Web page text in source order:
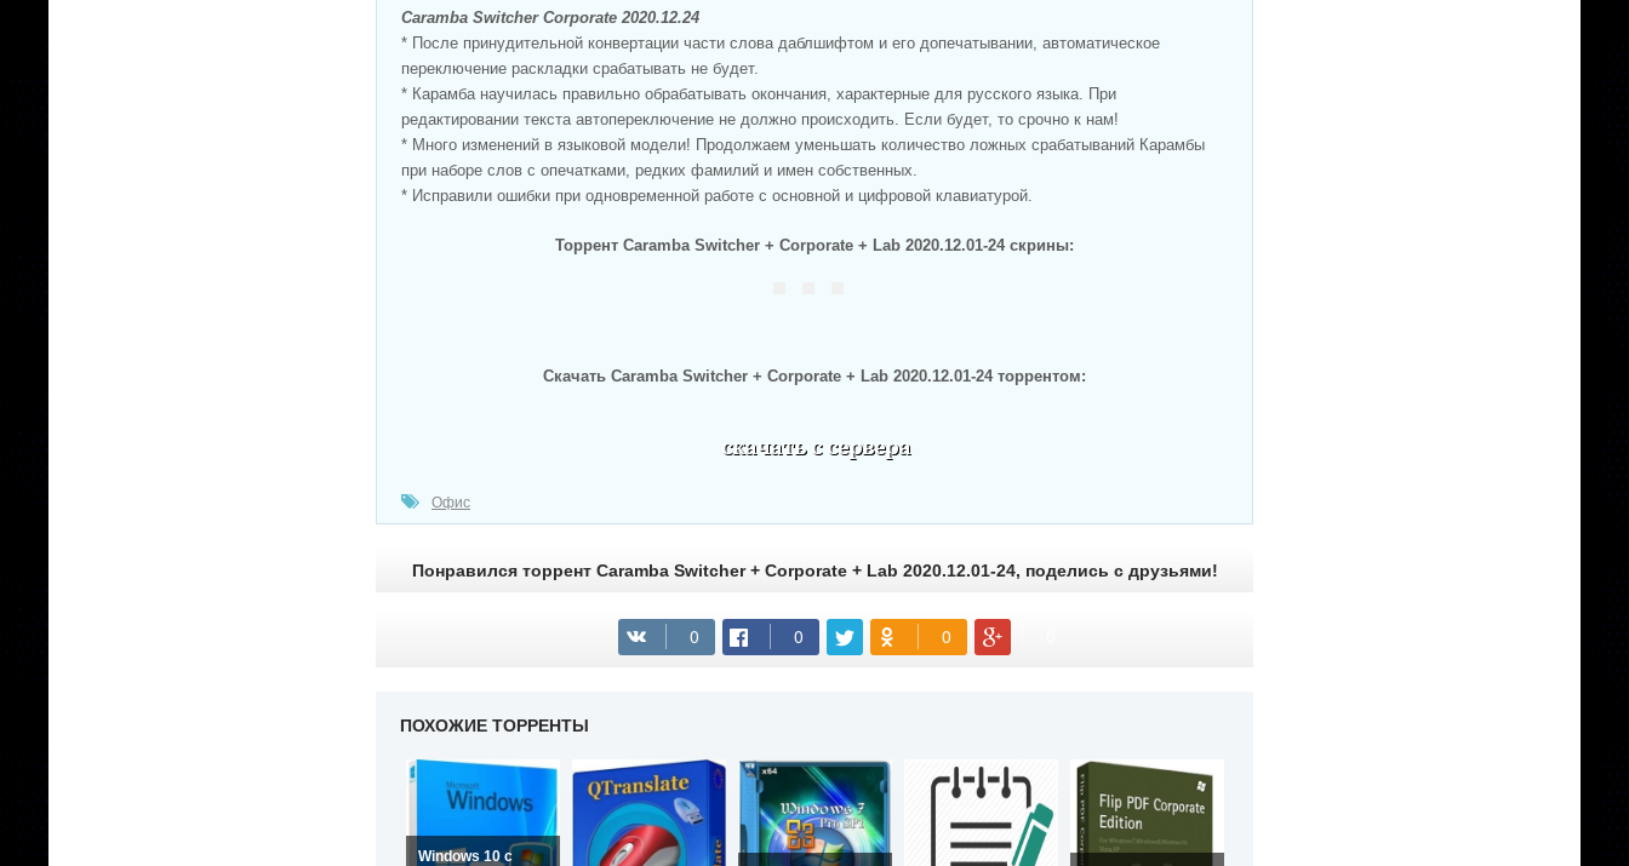
Caramba Switcher Corporate 2020.12.24
* После принудительной конвертации части слова даблшифтом и его допечатывании, автоматическое
переключение раскладки срабатывать не будет.
* Карамба научилась правильно обрабатывать окончания, характерные для русского языка. При
редактировании текста автопереключение не должно происходить. Если будет, то срочно к нам!
* Много изменений в языковой модели! Продолжаем уменьшать количество ложных срабатываний Карамбы
при наборе слов с опечатками, редких фамилий и имен собственных.
* Исправили ошибки при одновременной работе с основной и цифровой клавиатурой.
Торрент Caramba Switcher + Corporate + Lab 2020.12.01-24 скрины:
Скачать Caramba Switcher + Corporate + Lab 2020.12.01-24 торрентом:
Офис
Понравился торрент Caramba Switcher + Corporate + Lab 2020.12.01-24, поделись с друзьями!
ПОХОЖИЕ ТОРРЕНТЫ
Windows 10 с